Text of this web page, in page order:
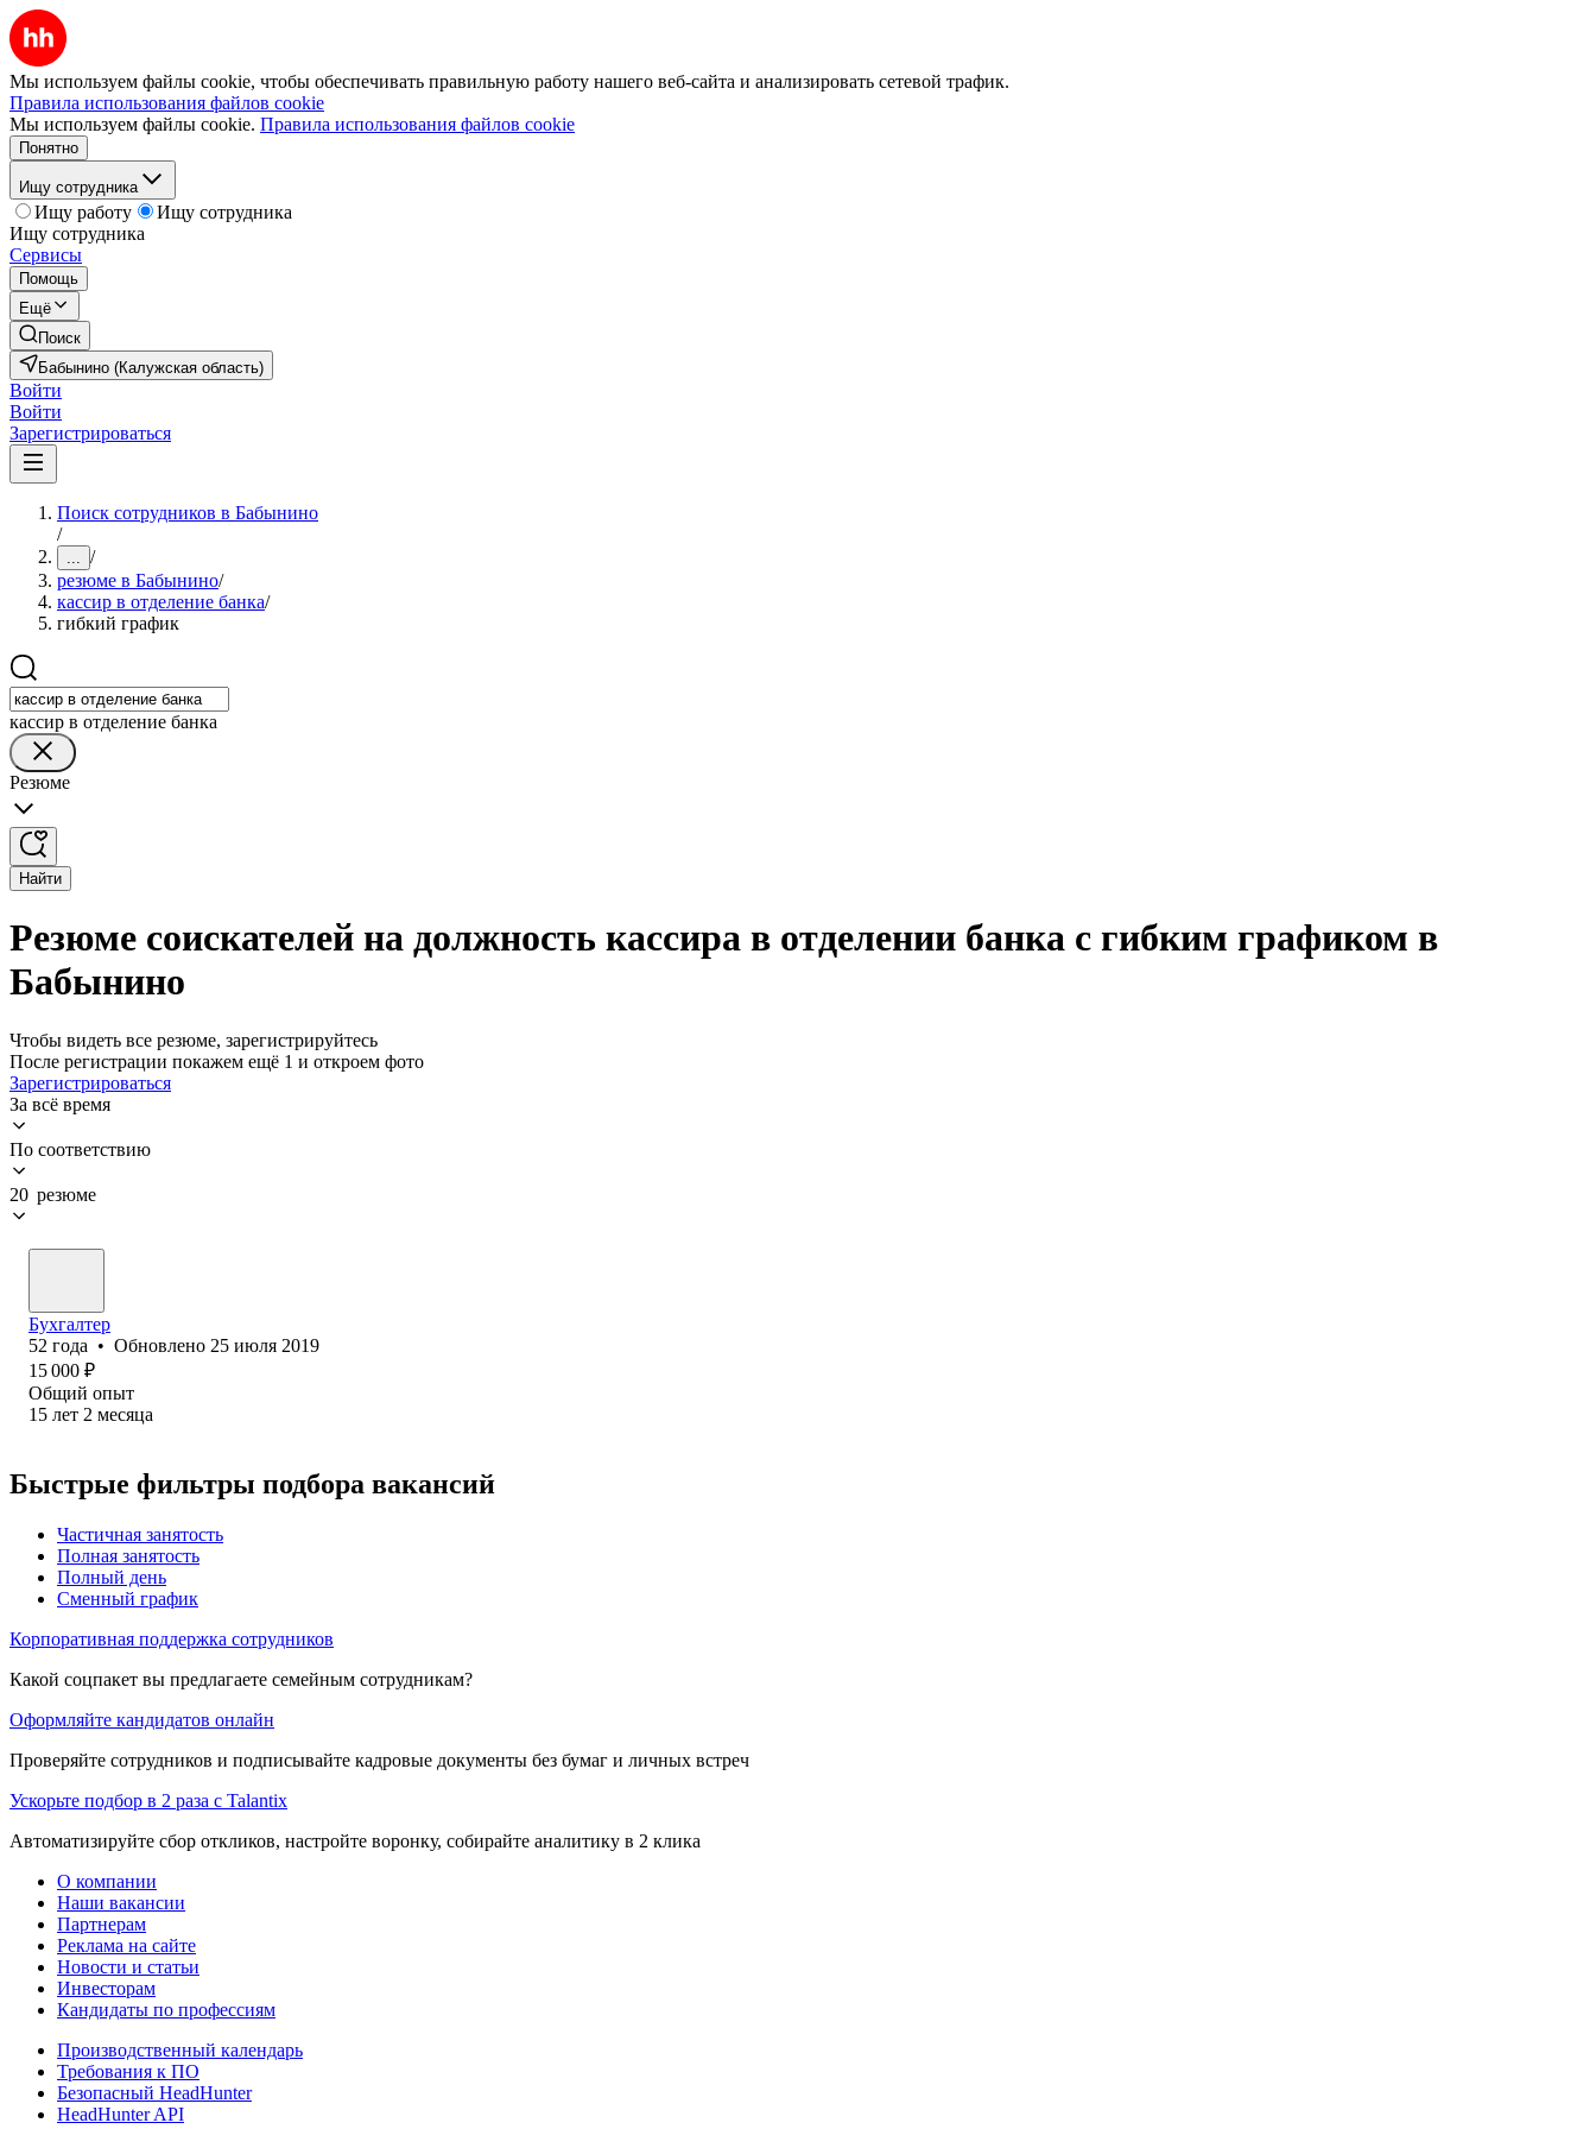
Мы используем файлы cookie, чтобы обеспечивать правильную работу нашего веб-сайта и анализировать сетевой трафик.
Правила использования файлов cookie
Мы используем файлы cookie. Правила использования файлов cookie
Понятно
Ищу сотрудника
Ищу работу
Ищу сотрудника
Ищу сотрудника
Сервисы
Помощь
Ещё
Поиск
Бабынино (Калужская область)
Войти
Войти
Зарегистрироваться
Поиск сотрудников в Бабынино
/
... /
резюме в Бабынино/
кассир в отделение банка/
гибкий график
кассир в отделение банка
Резюме
Найти
Резюме соискателей на должность кассира в отделении банка с гибким графиком в
Бабынино
Чтобы видеть все резюме, зарегистрируйтесь
После регистрации покажем ещё 1 и откроем фото
Зарегистрироваться
За всё время
По соответствию
20 резюме
Бухгалтер
52 года • Обновлено 25 июля 2019
15 000 ₽
Общий опыт
15 лет 2 месяца
Быстрые фильтры подбора вакансий
Частичная занятость
Полная занятость
Полный день
Сменный график
Корпоративная поддержка сотрудников
Какой соцпакет вы предлагаете семейным сотрудникам?
Оформляйте кандидатов онлайн
Проверяйте сотрудников и подписывайте кадровые документы без бумаг и личных встреч
Ускорьте подбор в 2 раза с Talantix
Автоматизируйте сбор откликов, настройте воронку, собирайте аналитику в 2 клика
О компании
Наши вакансии
Партнерам
Реклама на сайте
Новости и статьи
Инвесторам
Кандидаты по профессиям
Производственный календарь
Требования к ПО
Безопасный HeadHunter
HeadHunter API